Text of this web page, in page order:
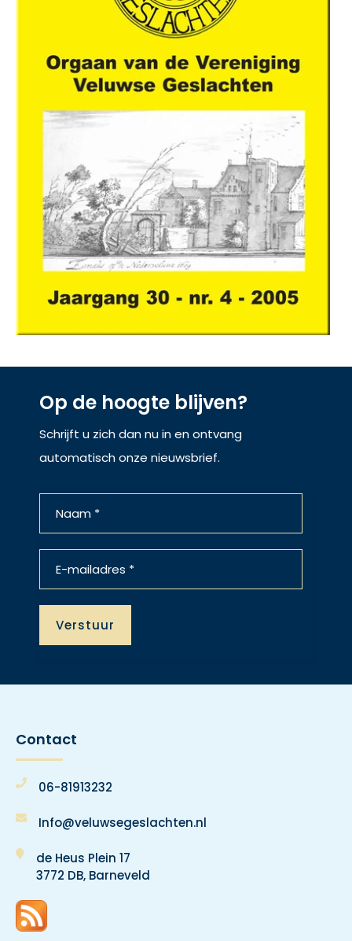
Op de hoogte blijven?
Schrijft u zich dan nu in en ontvang
automatisch onze nieuwsbrief.
Contact
06-81913232
Info@veluwsegeslachten.nl
de Heus Plein 17
3772 DB, Barneveld